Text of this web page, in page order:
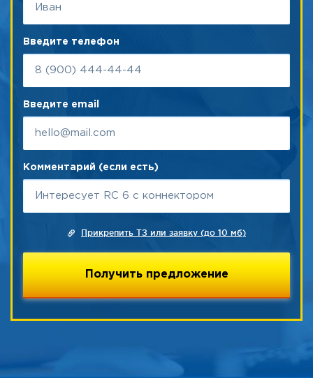
Введите телефон
Введите email
Комментарий (если есть)
Прикрепить ТЗ или заявку (до 10 мб)